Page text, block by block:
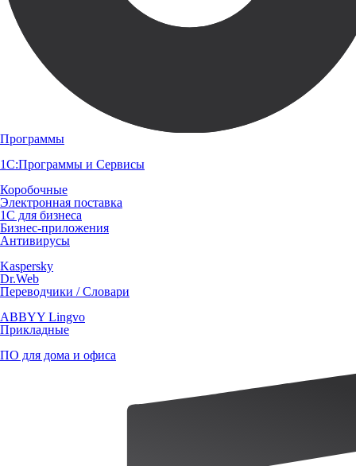
Программы
1С:Программы и Сервисы
Коробочные
Электронная поставка
1С для бизнеса
Бизнес-приложения
Антивирусы
Kaspersky
Dr.Web
Переводчики / Словари
ABBYY Lingvo
Прикладные
ПО для дома и офиса